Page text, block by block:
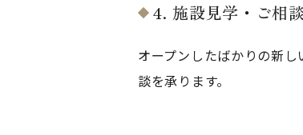
4. 施設見学・ご相
オープンしたばかりの新
談を承ります。